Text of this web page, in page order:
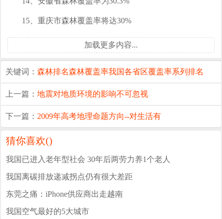
15、重庆市森林覆盖率将达30%
加载更多内容...
关键词：森林排名森林覆盖率我国各省区覆盖率系列排名
上一篇：地震对地质环境的影响不可忽视
下一篇： 2009年高考地理命题方向--对生活有
猜你喜欢()
我国已进入老年型社会 30年后两劳力养1个老人
我国离碳排放递减拐点仍有很大差距
东莞之痛：iPhone供应商出走越南
我国空气最好的5大城市